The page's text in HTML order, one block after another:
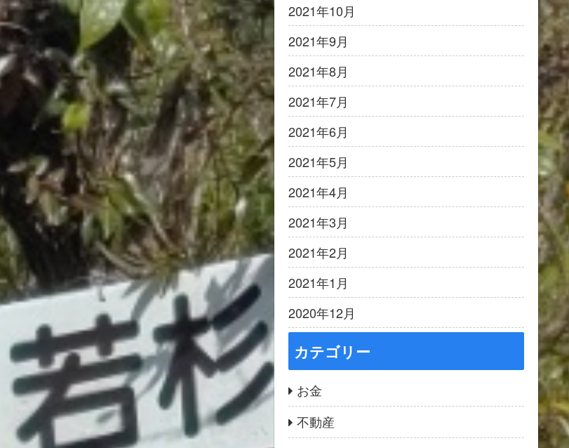
2021年10月
2021年9月
2021年8月
2021年7月
2021年6月
2021年5月
2021年4月
2021年3月
2021年2月
2021年1月
2020年12月
カテゴリー
お金
不動産